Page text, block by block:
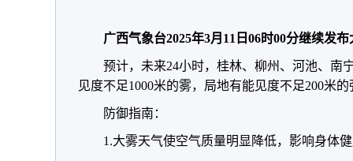
广西气象台2025年3月11日06时00分继续发
预计，未来24小时，桂林、柳州、河池、南
见度不足1000米的雾，局地有能见度不足200米
防御指南：
1.大雾天气使空气质量明显降低，影响身体